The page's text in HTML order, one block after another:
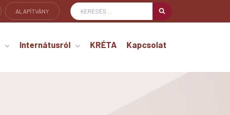
ALAPÍTVÁNY
Internátusról KRÉTA Kapcsolat